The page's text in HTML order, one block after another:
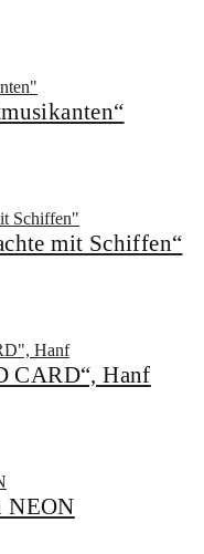
mit Schiffen“
CARD“, Hanf
NEON